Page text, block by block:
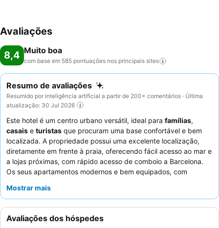
Avaliações
8,4 Muito boa
com base em 585 pontuações nos principais sites
Resumo de avaliações
Resumido por inteligência artificial a partir de 200+ comentários · Última
atualização: 30 Jul 2026
Este hotel é um centro urbano versátil, ideal para famílias,
casais e turistas que procuram uma base confortável e bem
localizada. A propriedade possui uma excelente localização,
diretamente em frente à praia, oferecendo fácil acesso ao mar e
a lojas próximas, com rápido acesso de comboio a Barcelona.
Os seus apartamentos modernos e bem equipados, com
são adequados tanto para estadias curtas como prolongadas.
prestável, que garante um processo de check-in tranquilo e
está sempre pronto a ajudar com quaisquer questões. Para uma
Mostrar mais
Avaliações dos hóspedes